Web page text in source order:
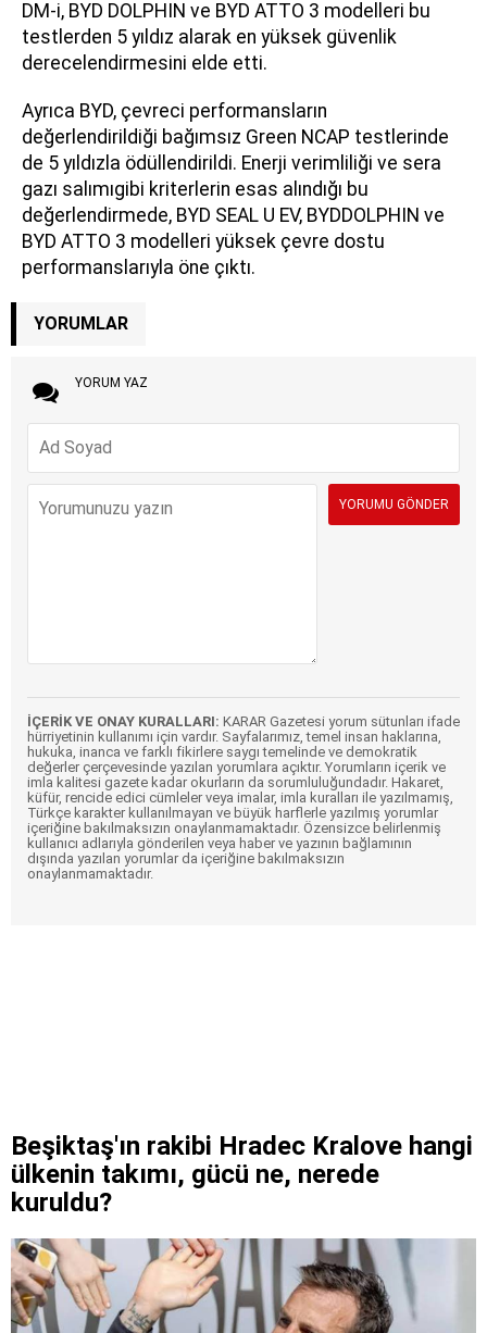
DM-i, BYD DOLPHIN ve BYD ATTO 3 modelleri bu
testlerden 5 yıldız alarak en yüksek güvenlik
derecelendirmesini elde etti.
Ayrıca BYD, çevreci performansların
değerlendirildiği bağımsız Green NCAP testlerinde
de 5 yıldızla ödüllendirildi. Enerji verimliliği ve sera
gazı salımıgibi kriterlerin esas alındığı bu
değerlendirmede, BYD SEAL U EV, BYDDOLPHIN ve
BYD ATTO 3 modelleri yüksek çevre dostu
performanslarıyla öne çıktı.
YORUMLAR
YORUM YAZ
İÇERİK VE ONAY KURALLARI: KARAR Gazetesi yorum sütunları ifade
hürriyetinin kullanımı için vardır. Sayfalarımız, temel insan haklarına,
hukuka, inanca ve farklı fikirlere saygı temelinde ve demokratik
değerler çerçevesinde yazılan yorumlara açıktır. Yorumların içerik ve
imla kalitesi gazete kadar okurların da sorumluluğundadır. Hakaret,
küfür, rencide edici cümleler veya imalar, imla kuralları ile yazılmamış,
Türkçe karakter kullanılmayan ve büyük harflerle yazılmış yorumlar
içeriğine bakılmaksızın onaylanmamaktadır. Özensizce belirlenmiş
kullanıcı adlarıyla gönderilen veya haber ve yazının bağlamının
dışında yazılan yorumlar da içeriğine bakılmaksızın
onaylanmamaktadır.
Beşiktaş'ın rakibi Hradec Kralove hangi
ülkenin takımı, gücü ne, nerede
kuruldu?